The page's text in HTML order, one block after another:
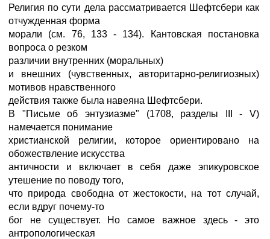
Религия по сути дела рассматривается Шефтсбери как
отчужденная форма
морали (см. 76, 133 - 134). Кантовская постановка
вопроса о резком
различии внутренних (моральных)
и внешних (чувственных, авторитарно-религиозных)
мотивов нравственного
действия также была навеяна Шефтсбери.
В "Письме об энтузиазме" (1708, разделы III - V)
намечается понимание
христианской религии, которое ориентировано на
обожествление искусства
античности и включает в себя даже эпикуровское
утешение по поводу того,
что природа свободна от жестокости, на тот случай,
если вдруг почему-то
бог не существует. Но самое важное здесь - это
антропологическая